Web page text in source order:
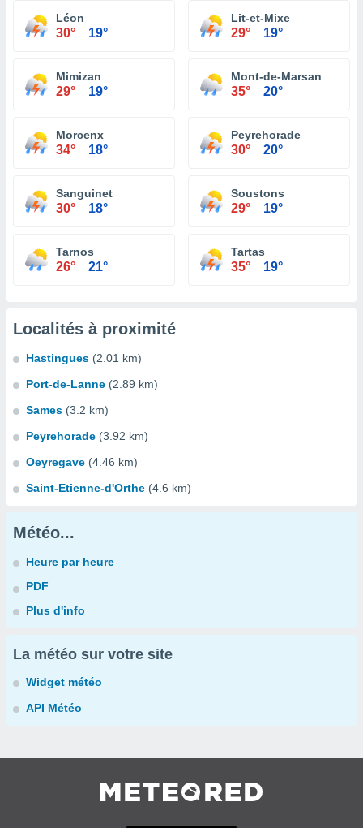
Léon
30° 19°
Lit-et-Mixe
29° 19°
Mimizan
29° 19°
Mont-de-Marsan
35° 20°
Morcenx
34° 18°
Peyrehorade
30° 20°
Sanguinet
30° 18°
Soustons
29° 19°
Tarnos
26° 21°
Tartas
35° 19°
Localités à proximité
Hastingues (2.01 km)
Port-de-Lanne (2.89 km)
Sames (3.2 km)
Peyrehorade (3.92 km)
Oeyregave (4.46 km)
Saint-Etienne-d'Orthe (4.6 km)
Météo...
Heure par heure
PDF
Plus d'info
La météo sur votre site
Widget météo
API Météo